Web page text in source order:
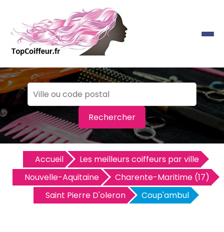
Rechercher
Accueil
Les meilleurs coiffeurs par ville
Nouvelle-Aquitaine
Charente-Maritime (17)
Saint Pierre D'oleron
Coup'ambul